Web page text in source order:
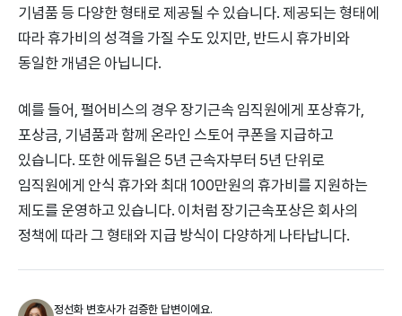
기념품 등 다양한 형태로 제공될 수 있습니다. 제공되는 형태에
따라 휴가비의 성격을 가질 수도 있지만, 반드시 휴가비와
동일한 개념은 아닙니다.
예를 들어, 펄어비스의 경우 장기근속 임직원에게 포상휴가,
포상금, 기념품과 함께 온라인 스토어 쿠폰을 지급하고
있습니다. 또한 에듀윌은 5년 근속자부터 5년 단위로
임직원에게 안식 휴가와 최대 100만원의 휴가비를 지원하는
제도를 운영하고 있습니다. 이처럼 장기근속포상은 회사의
정책에 따라 그 형태와 지급 방식이 다양하게 나타납니다.
정선화 변호사가 검증한 답변이에요.